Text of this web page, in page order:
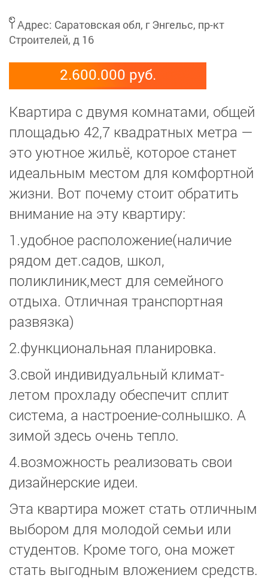
Адрес: Саратовская обл, г Энгельс, пр-кт
Строителей, д 16
2.600.000 руб.
Квартира с двумя комнатами, общей
площадью 42,7 квадратных метра —
это уютное жильё, которое станет
идеальным местом для комфортной
жизни. Вот почему стоит обратить
внимание на эту квартиру:
1.удобное расположение(наличие
рядом дет.садов, школ,
поликлиник,мест для семейного
отдыха. Отличная транспортная
развязка)
2.функциональная планировка.
3.свой индивидуальный климат-
летом прохладу обеспечит сплит
система, а настроение-солнышко. А
зимой здесь очень тепло.
4.возможность реализовать свои
дизайнерские идеи.
Эта квартира может стать отличным
выбором для молодой семьи или
студентов. Кроме того, она может
стать выгодным вложением средств.